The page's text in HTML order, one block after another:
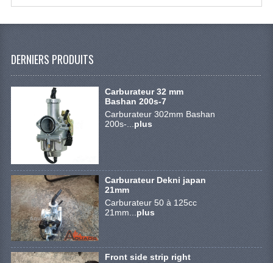
ROUES ET PNEUS
SHINERAY 200STIIE-B
AMORTISSEURS
BRAKE SYSTEM
DERNIERS PRODUITS
Carburateur 32 mm
Bashan 200s-7
Carburateur 302mm Bashan
200s-... plus
Carburateur Dekni japan
21mm
Carburateur 50 à 125cc
21mm... plus
Front side strip right